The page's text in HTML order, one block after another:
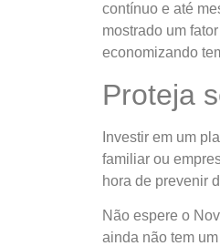
contínuo e até
mostrado um
economizando
Proteja
Investir em um
familiar ou
hora de prevenir
Não espere o
ainda não tem